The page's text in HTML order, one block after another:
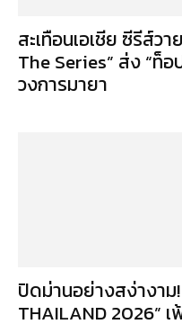
สะเทือนเอเชีย ซีรีส์ว
The Series” ส่ง “ท็
วงการมายา
ปิดม่านอย่างสง่างาม!
THAILAND 2026”